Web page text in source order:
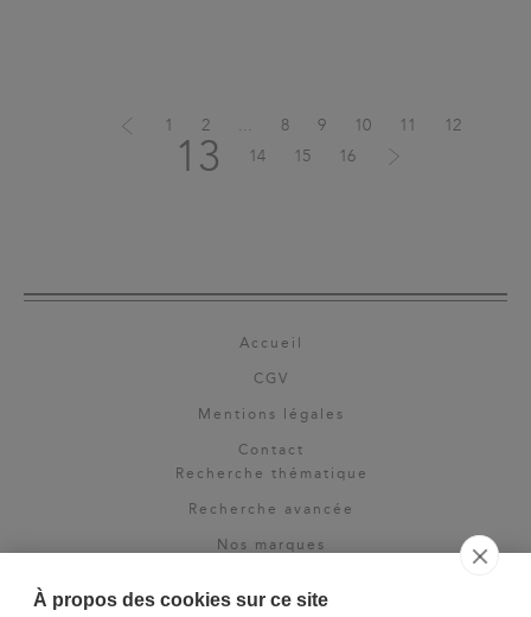
À propos des cookies sur ce site
1 2 ... 8 9 10 11 12
13 14 15 16
Accueil
CGV
Mentions légales
Contact
Recherche thématique
Recherche avancée
Nos marques
Espace pro